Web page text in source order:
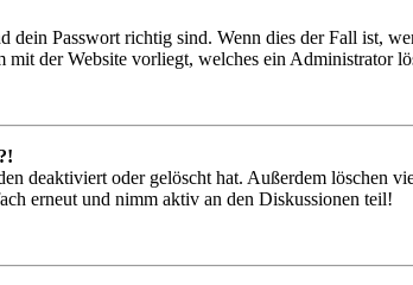
Passwort richtig sind. Wenn dies der Fall ist,
der Website vorliegt, welches ein Administrator
deaktiviert oder gelöscht hat. Außerdem löschen
erneut und nimm aktiv an den Diskussionen teil!